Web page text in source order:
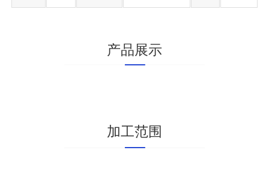
产品展示
加工范围